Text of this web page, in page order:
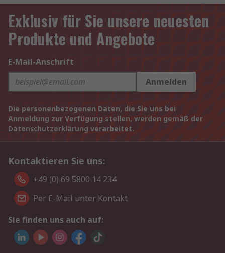
Exklusiv für Sie unsere neuesten
Produkte und Angebote
E-Mail-Anschrift
Anmelden
Die personenbezogenen Daten, die Sie uns bei
Anmeldung zur Verfügung stellen, werden gemäß der
Datenschutzerklärung verarbeitet.
Kontaktieren Sie uns:
+49 (0) 69 5800 14 234
Per E-Mail unter Kontakt
Sie finden uns auch auf: